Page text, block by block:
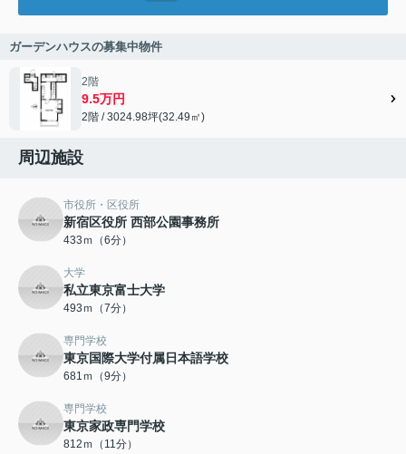
ガーデンハウスの募集中物件
2階
9.5万円
2階 / 3024.98坪(32.49㎡)
周辺施設
市役所・区役所
新宿区役所 西部公園事務所
433ｍ（6分）
大学
私立東京富士大学
493ｍ（7分）
専門学校
東京国際大学付属日本語学校
681ｍ（9分）
専門学校
東京家政専門学校
812ｍ（11分）